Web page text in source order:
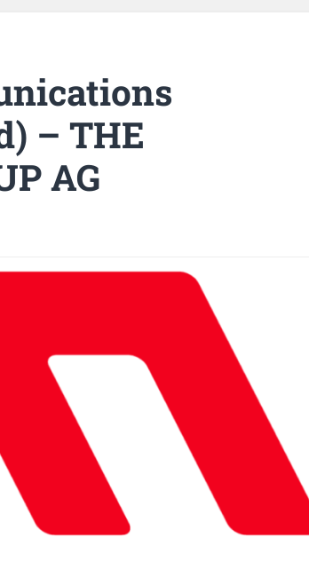
– THE
AG